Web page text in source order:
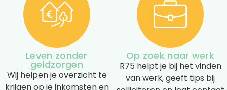
Leven zonder
geldzorgen
Wij helpen je overzicht te
krijgen op je inkomsten en
Op zoek naar werk
R75 helpt je bij het vinden
van werk, geeft tips bij